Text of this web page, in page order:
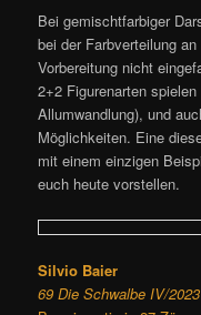
Bei gemischtfarbiger
bei der Farbverteilung
Vorbereitung nicht
2+2 Figurenarten
Allumwandlung), und
Möglichkeiten. Eine
mit einem einzigen
euch heute vorstellen.
Silvio Baier
69 Die Schwalbe IV/2023